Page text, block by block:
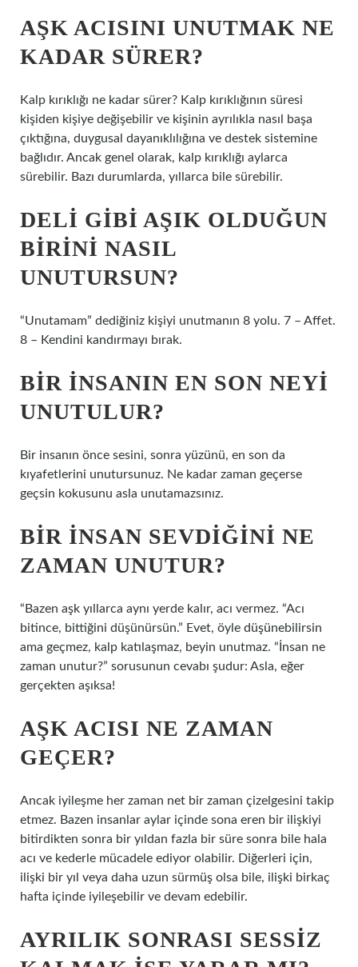
AŞK ACISINI UNUTMAK NE
KADAR SÜRER?
Kalp kırıklığı ne kadar sürer? Kalp kırıklığının süresi
kişiden kişiye değişebilir ve kişinin ayrılıkla nasıl başa
çıktığına, duygusal dayanıklılığına ve destek sistemine
bağlıdır. Ancak genel olarak, kalp kırıklığı aylarca
sürebilir. Bazı durumlarda, yıllarca bile sürebilir.
DELI GIBI AŞIK OLDUĞUN
BIRINI NASIL
UNUTURSUN?
“Unutamam” dediğiniz kişiyi unutmanın 8 yolu. 7 – Affet.
8 – Kendini kandırmayı bırak.
BIR INSANIN EN SON NEYI
UNUTULUR?
Bir insanın önce sesini, sonra yüzünü, en son da
kıyafetlerini unutursunuz. Ne kadar zaman geçerse
geçsin kokusunu asla unutamazsınız.
BIR INSAN SEVDIĞINI NE
ZAMAN UNUTUR?
“Bazen aşk yıllarca aynı yerde kalır, acı vermez. “Acı
bitince, bittiğini düşünürsün.” Evet, öyle düşünebilirsin
ama geçmez, kalp katılaşmaz, beyin unutmaz. “İnsan ne
zaman unutur?” sorusunun cevabı şudur: Asla, eğer
gerçekten aşıksa!
AŞK ACISI NE ZAMAN
GEÇER?
Ancak iyileşme her zaman net bir zaman çizelgesini takip
etmez. Bazen insanlar aylar içinde sona eren bir ilişkiyi
bitirdikten sonra bir yıldan fazla bir süre sonra bile hala
acı ve kederle mücadele ediyor olabilir. Diğerleri için,
ilişki bir yıl veya daha uzun sürmüş olsa bile, ilişki birkaç
hafta içinde iyileşebilir ve devam edebilir.
AYRILIK SONRASI SESSIZ